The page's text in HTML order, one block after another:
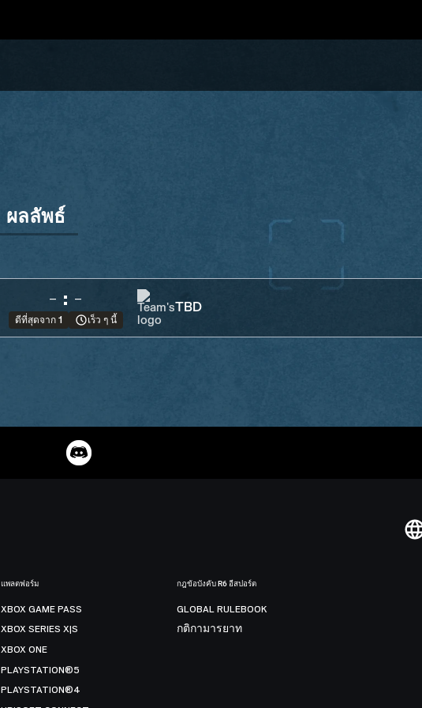
ผลลัพธ์
- : -
ดีที่สุดจาก 1 เร็ว ๆ นี้
TBD
แพลตฟอร์ม
XBOX GAME PASS
XBOX SERIES X|S
XBOX ONE
PLAYSTATION®5
PLAYSTATION®4
กฎข้อบังคับ R6 อีสปอร์ต
GLOBAL RULEBOOK
กติกามารยาท